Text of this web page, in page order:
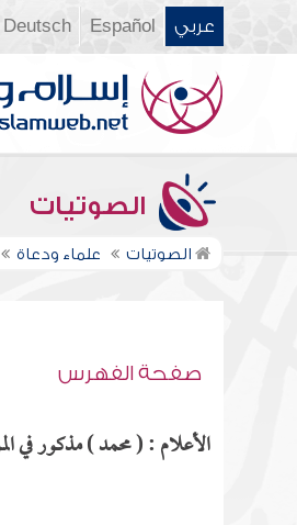
عربي Español
Deutsch
الصوتيات
الصوتيات علماء ودعاة
صفحة الفهرس
الأعلام : ( محمد ) مذكور في